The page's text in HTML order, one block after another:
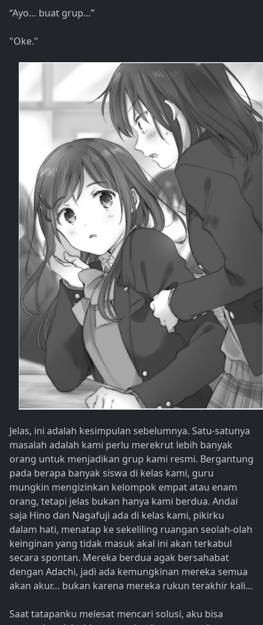
“Ayo… buat grup…”
"Oke."
Jelas, ini adalah kesimpulan sebelumnya. Satu-satunya
masalah adalah kami perlu merekrut lebih banyak
orang untuk menjadikan grup kami resmi. Bergantung
pada berapa banyak siswa di kelas kami, guru
mungkin mengizinkan kelompok empat atau enam
orang, tetapi jelas bukan hanya kami berdua. Andai
saja Hino dan Nagafuji ada di kelas kami, pikirku
dalam hati, menatap ke sekeliling ruangan seolah-olah
keinginan yang tidak masuk akal ini akan terkabul
secara spontan. Mereka berdua agak bersahabat
dengan Adachi, jadi ada kemungkinan mereka semua
akan akur… bukan karena mereka rukun terakhir kali…
Saat tatapanku melesat mencari solusi, aku bisa